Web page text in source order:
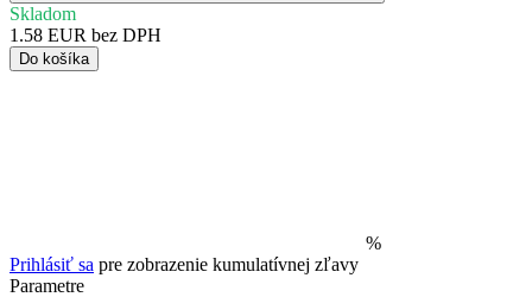
Skladom
1.58 EUR bez DPH
Do košíka
%
Prihlásiť sa pre zobrazenie kumulatívnej zľavy
Parametre